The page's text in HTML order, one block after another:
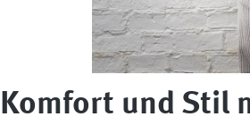
und Stil